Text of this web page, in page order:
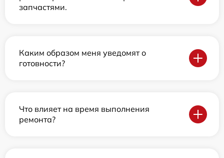
запчастями.
Каким образом меня уведомят о
готовности?
Что влияет на время выполнения
ремонта?